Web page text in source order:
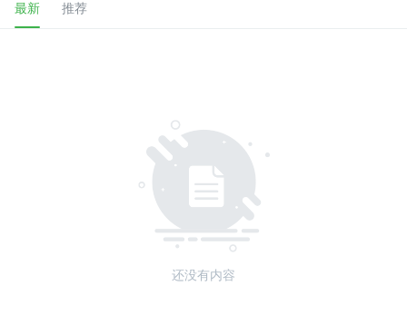
最新 推荐
还没有内容